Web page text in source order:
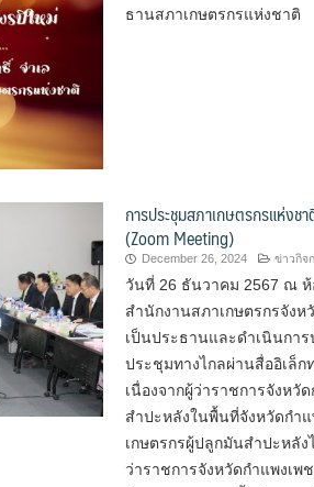
ธานสภาเกษตรกรแห่งชาติ
การประชุมสภาเกษตรกรแห่ง
(Zoom Meeting)
December 26, 2024 ข่าวกิจ
วันที่ 26 ธันวาคม 2567 ณ
สำนักงานสภาเกษตรกรจัง
เป็นประธานและดำเนินกา
ประชุมทางไกลผ่านสื่ออิเล็ก
เนื่องจากผู้ว่าราชการจังหวั
สำปะหลังในพื้นที่จังหวัดกำ
เกษตรกรผู้ปลูกมันสำปะหลั
ว่าราชการจังหวัดกำแพงเ